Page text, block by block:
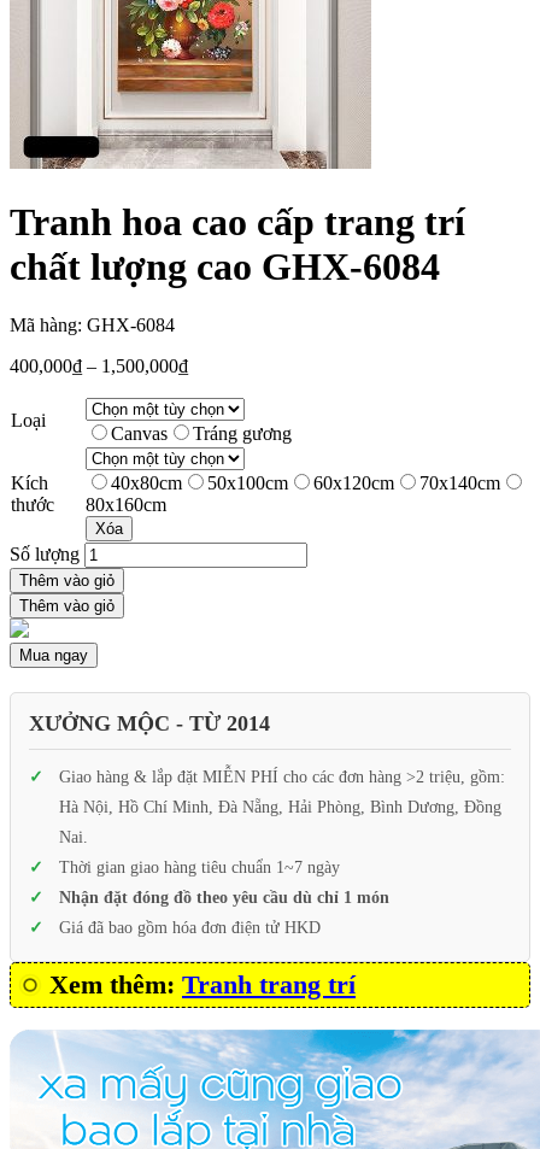
Tranh hoa cao cấp trang trí
chất lượng cao GHX-6084
Mã hàng: GHX-6084
400,000₫ – 1,500,000₫
Loại
Canvas Tráng gương
Kích
thước
40x80cm 50x100cm 60x120cm
70x140cm
80x160cm
Xóa
Số lượng
Thêm vào giỏ
Thêm vào giỏ
Mua ngay
XƯỞNG MỘC - TỪ 2014
Giao hàng & lắp đặt MIỄN PHÍ cho các đơn hàng >2 triệu, gồm:
Hà Nội, Hồ Chí Minh, Đà Nẵng, Hải Phòng, Bình Dương, Đồng
Nai.
Thời gian giao hàng tiêu chuẩn 1~7 ngày
Nhận đặt đóng đồ theo yêu cầu dù chỉ 1 món
Giá đã bao gồm hóa đơn điện tử HKD
Xem thêm: Tranh trang trí